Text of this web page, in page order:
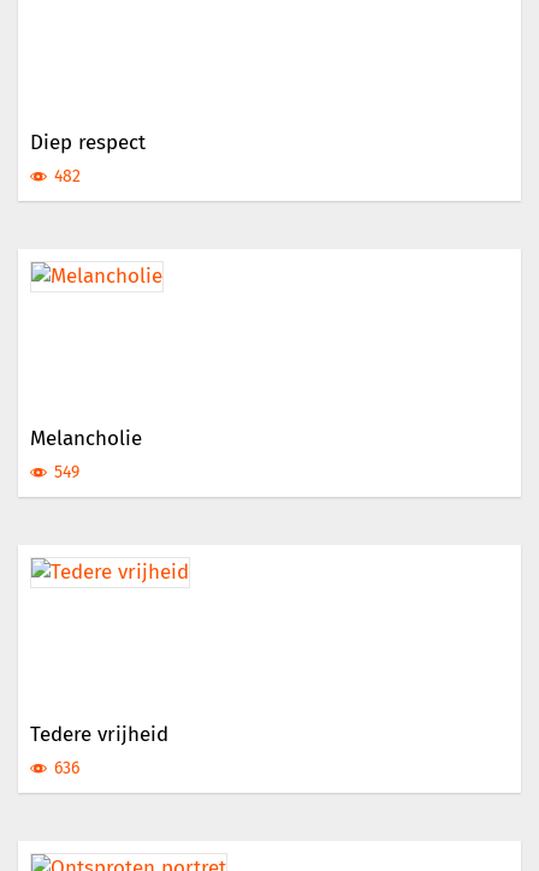
Diep respect
482
Melancholie
549
Tedere vrijheid
636